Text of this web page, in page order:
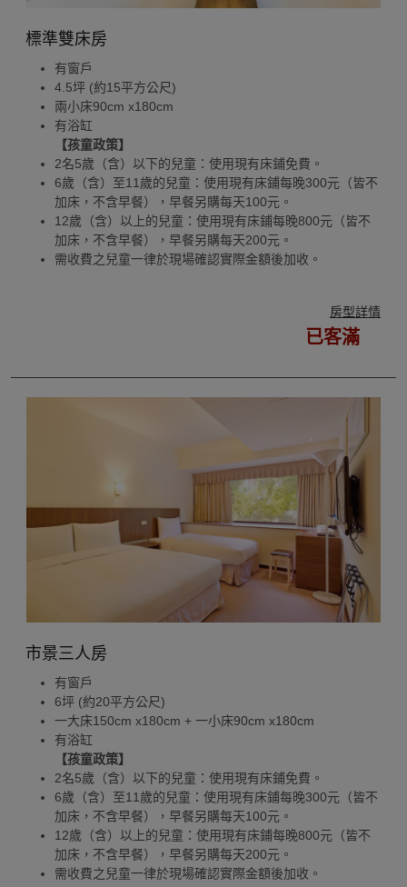
標準雙床房
有窗戶
4.5坪 (約15平方公尺)
兩小床90cm x180cm
有浴缸
【孩童政策】
2名5歲（含）以下的兒童：使用現有床鋪免費。
6歲（含）至11歲的兒童：使用現有床鋪每晚300元（皆不
加床，不含早餐），早餐另購每天100元。
12歲（含）以上的兒童：使用現有床鋪每晚800元（皆不
加床，不含早餐），早餐另購每天200元。
需收費之兒童一律於現場確認實際金額後加收。
房型詳情
已客滿
市景三人房
有窗戶
6坪 (約20平方公尺)
一大床150cm x180cm + 一小床90cm x180cm
有浴缸
【孩童政策】
2名5歲（含）以下的兒童：使用現有床鋪免費。
6歲（含）至11歲的兒童：使用現有床鋪每晚300元（皆不
加床，不含早餐），早餐另購每天100元。
12歲（含）以上的兒童：使用現有床鋪每晚800元（皆不
加床，不含早餐），早餐另購每天200元。
需收費之兒童一律於現場確認實際金額後加收。